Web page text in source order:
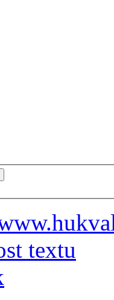
textu